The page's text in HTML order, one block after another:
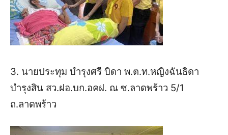
3. นายประทุม บำรุงศรี บิดา พ.ต.ท.หญิงฉันธิดา
บำรุงสิน สว.ฝอ.บก.อคฝ. ณ ซ.ลาดพร้าว 5/1
ถ.ลาดพร้าว